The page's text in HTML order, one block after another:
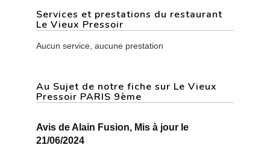
Services et prestations du restaurant
Le Vieux Pressoir
Aucun service, aucune prestation
Au Sujet de notre fiche sur Le Vieux
Pressoir PARIS 9ème
Avis de Alain Fusion, Mis à jour le
21/06/2024